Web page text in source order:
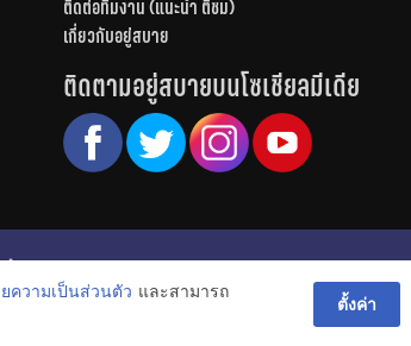
ติดต่อทีมงาน (แนะนำ ติชม)
เกี่ยวกับอยู่สบาย
ติดตามอยู่สบายบนโซเชียลมีเดีย
บ้าน
© สงวนลิขสิทธิ์
ความเป็นส่วนตัว และสามารถ
ตั้งค่า